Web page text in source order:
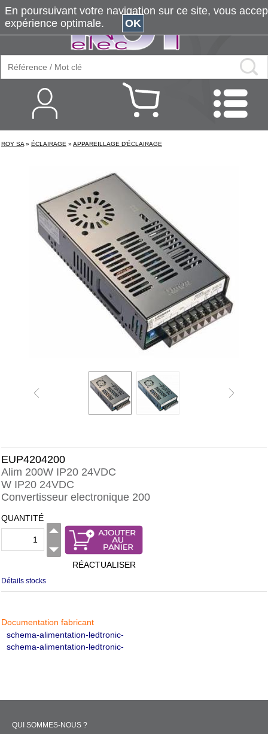
ROY SA » ÉCLAIRAGE » APPAREILLAGE D'ÉCLAIRAGE
EUP4204200
Alim 200W IP20 24VDC
W IP20 24VDC
Convertisseur electronique 200
QUANTITÉ
RÉACTUALISER
Détails stocks
Documentation fabricant
schema-alimentation-ledtronic-
schema-alimentation-ledtronic-
QUI SOMMES-NOUS ?
En poursuivant votre navigation sur ce site, vous
expérience optimale.
OK